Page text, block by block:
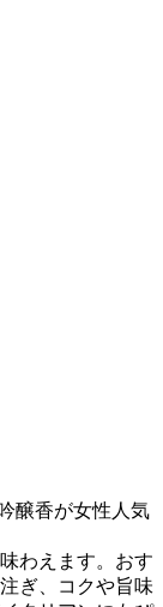
醸香が女性人気
わえます。おす
ぎ、コクや旨味